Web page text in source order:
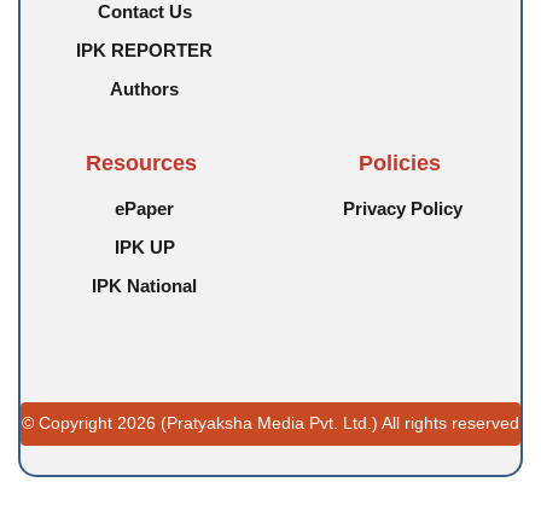
Contact Us
IPK REPORTER
Authors
Resources
ePaper
IPK UP
IPK National
Policies
Privacy Policy
© Copyright 2026 (Pratyaksha Media Pvt. Ltd.) All rights reserved